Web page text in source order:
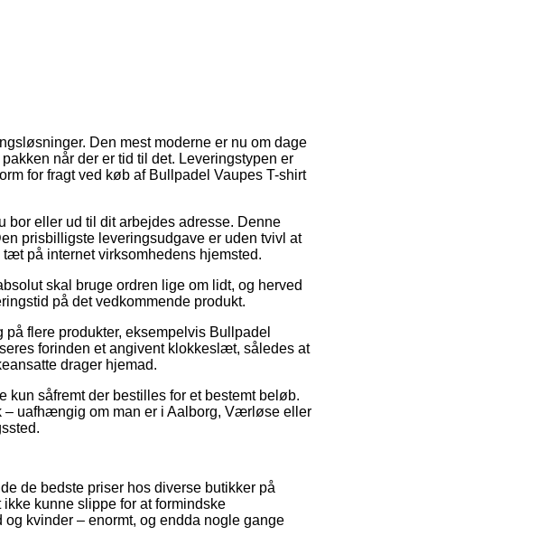
Den mest moderne er nu om dage
når der er tid til det. Leveringstypen er
for fragt ved køb af Bullpadel Vaupes T-shirt
bor eller ud til dit arbejdes adresse. Denne
prisbilligste leveringsudgave er uden tvivl at
på internet virksomhedens hjemsted.
skal bruge ordren lige om lidt, og herved
på det vedkommende produkt.
flere produkter, eksempelvis Bullpadel
forinden et angivent klokkeslæt, således at
drager hjemad.
kun såfremt der bestilles for et bestemt beløb.
– uafhængig om man er i Aalborg, Værløse eller
de bedste priser hos diverse butikker på
kunne slippe for at formindske
kvinder – enormt, og endda nogle gange